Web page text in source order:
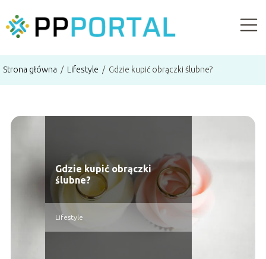
Strona główna / Lifestyle / Gdzie kupić obrączki ślubne?
Gdzie kupić obrączki
ślubne?
Lifestyle